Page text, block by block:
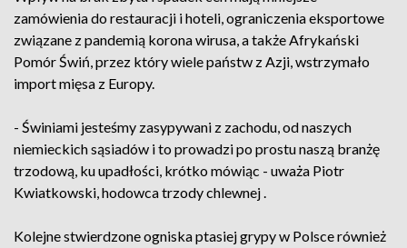
zamówienia do restauracji i hoteli, ograniczenia eksportowe
związane z pandemią korona wirusa, a także Afrykański
Pomór Świń, przez który wiele państw z Azji, wstrzymało
import mięsa z Europy.
- Świniami jesteśmy zasypywani z zachodu, od naszych
niemieckich sąsiadów i to prowadzi po prostu naszą branżę
trzodową, ku upadłości, krótko mówiąc - uważa Piotr
Kwiatkowski, hodowca trzody chlewnej .
Kolejne stwierdzone ogniska ptasiej grypy w Polsce również